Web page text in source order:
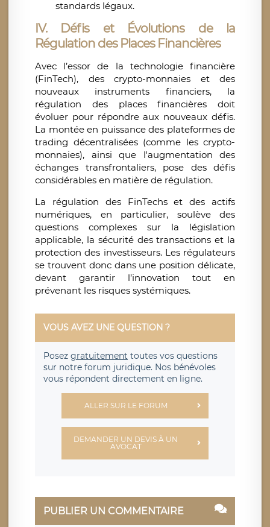
standards légaux.
IV. Défis et Évolutions de la
Régulation des Places Financières
Avec l’essor de la technologie financière
(FinTech), des crypto-monnaies et des
nouveaux instruments financiers, la
régulation des places financières doit
évoluer pour répondre aux nouveaux défis.
La montée en puissance des plateformes de
trading décentralisées (comme les crypto-
monnaies), ainsi que l'augmentation des
échanges transfrontaliers, pose des défis
considérables en matière de régulation.
La régulation des FinTechs et des actifs
numériques, en particulier, soulève des
questions complexes sur la législation
applicable, la sécurité des transactions et la
protection des investisseurs. Les régulateurs
se trouvent donc dans une position délicate,
devant garantir l’innovation tout en
prévenant les risques systémiques.
VOUS AVEZ UNE QUESTION ?
Posez gratuitement toutes vos questions
sur notre forum juridique. Nos bénévoles
vous répondent directement en ligne.
ALLER SUR LE FORUM
DEMANDER UN DEVIS À UN
AVOCAT
PUBLIER UN COMMENTAIRE